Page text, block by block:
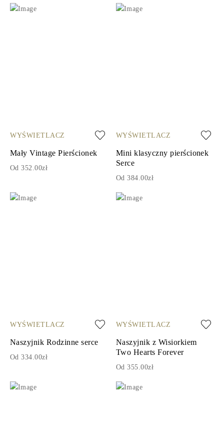
WYŚWIETLACZ
Mały Vintage Pierścionek
Od 352.00zł
WYŚWIETLACZ
Mini klasyczny pierścionek
Serce
Od 384.00zł
WYŚWIETLACZ
Naszyjnik Rodzinne serce
Od 334.00zł
WYŚWIETLACZ
Naszyjnik z Wisiorkiem
Two Hearts Forever
Od 355.00zł